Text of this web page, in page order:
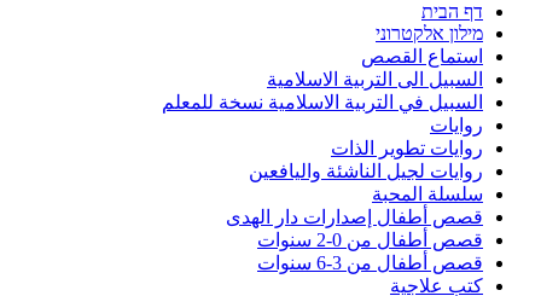
דף הבית
מילון אלקטרוני
استماع القصص
السبيل الى التربية الاسلامية
السبيل في التربية الاسلامية نسخة للمعلم
روايات
روايات تطوير الذات
روايات لجيل الناشئة واليافعين
سلسلة المحبة
قصص أطفال إصدارات دار الهدى
قصص أطفال من 0-2 سنوات
قصص أطفال من 3-6 سنوات
كتب علاجية